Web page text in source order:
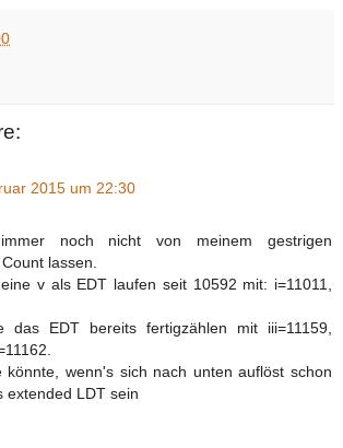
2015 um 22:30
noch nicht von meinem gestrigen
lassen.
v als EDT laufen seit 10592 mit: i=11011,
das EDT bereits fertigzählen mit iii=11159,
könnte, wenn's sich nach unten auflöst schon
extended LDT sein